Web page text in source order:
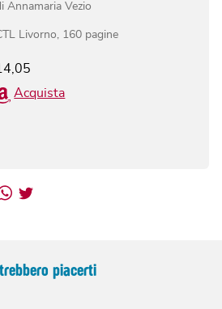
Annamaria Vezio
Livorno 160 pagine
Acquista
Whatsapp
Twitter
piacerti